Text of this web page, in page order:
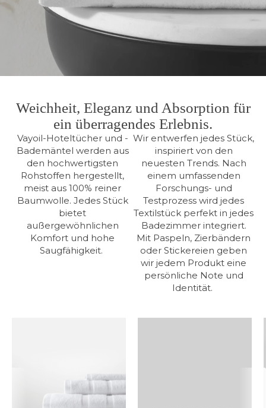
Weichheit, Eleganz und Absorption für
ein überragendes Erlebnis.
Vayoil-Hoteltücher und -
Bademäntel werden aus
den hochwertigsten
Rohstoffen hergestellt,
meist aus 100% reiner
Baumwolle. Jedes Stück
bietet
außergewöhnlichen
Komfort und hohe
Saugfähigkeit.
Wir entwerfen jedes Stück,
inspiriert von den
neuesten Trends. Nach
einem umfassenden
Forschungs- und
Testprozess wird jedes
Textilstück perfekt in jedes
Badezimmer integriert.
Mit Paspeln, Zierbändern
oder Stickereien geben
wir jedem Produkt eine
persönliche Note und
Identität.